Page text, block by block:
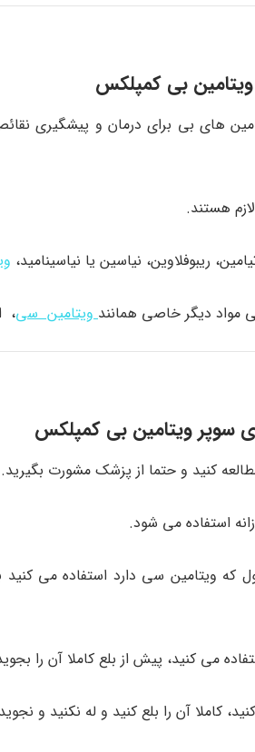
ویتامین بی کمپلکس
های بی برای درمان و پیشگیری
هستند.
ریبوفلاوین، نیاسین یا نیاسینامید،
مواد دیگر خاصی همانندویتامین سی،
سوپر ویتامین بی کمپلکس
کنید و حتما از پزشک مشورت بگیرید.
استفاده می شود.
که ویتامین سی دارد استفاده می
می کنید، پیش از بلع کاملا آن را
کاملا آن را بلع کنید و له نکنید و